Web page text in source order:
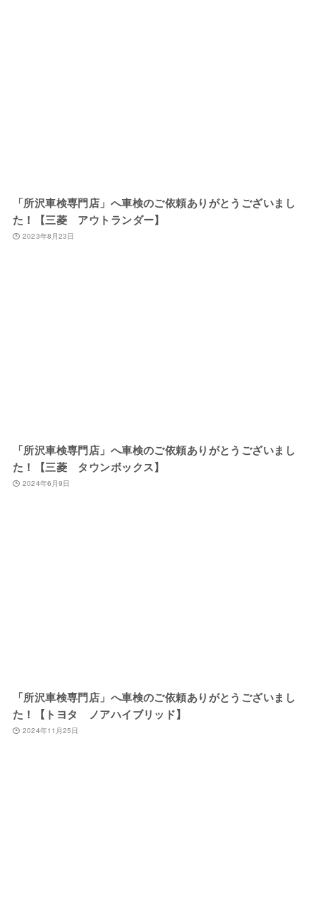
「所沢車検専門店」へ車検のご依頼ありがとうございまし
た！【三菱 アウトランダー】
2023年8月23日
「所沢車検専門店」へ車検のご依頼ありがとうございまし
た！【三菱 タウンボックス】
2024年6月9日
「所沢車検専門店」へ車検のご依頼ありがとうございまし
た！【トヨタ ノアハイブリッド】
2024年11月25日